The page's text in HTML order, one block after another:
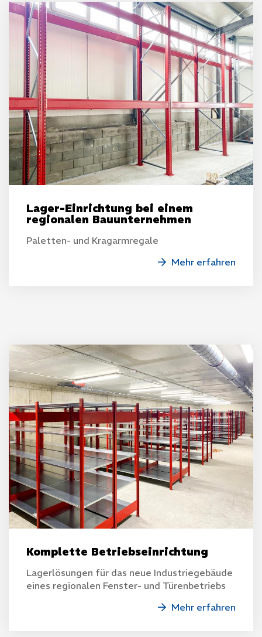
Lager-Einrichtung bei einem
regionalen Bauunternehmen
Paletten- und Kragarmregale
Mehr erfahren
Komplette Betriebseinrichtung
Lagerlösungen für das neue Industriegebäude
eines regionalen Fenster- und Türenbetriebs
Mehr erfahren